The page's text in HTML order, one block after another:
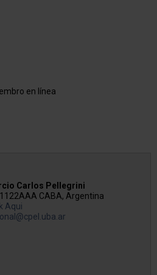
en línea
Carlos Pellegrini
CABA, Argentina
Aqui